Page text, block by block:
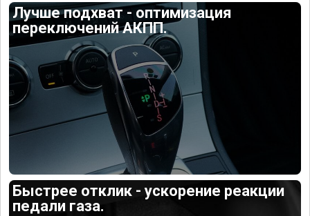
Лучше подхват - оптимизация
переключений АКПП.
Быстрее отклик - ускорение реакции
педали газа.